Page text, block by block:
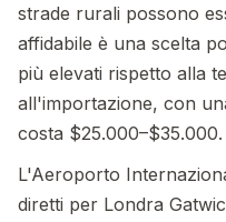
strade rurali possono
affidabile è una scelta
più elevati rispetto alla
all'importazione, con
costa $25.000–$35.000.
L'Aeroporto
diretti per Londra